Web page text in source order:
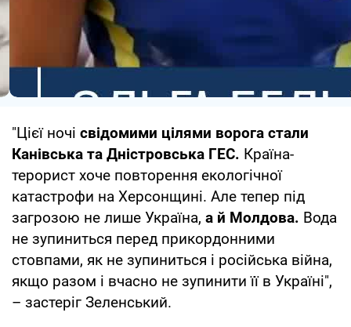
"Цієї ночі свідомими цілями ворога стали
Канівська та Дністровська ГЕС. Країна-
терорист хоче повторення екологічної
катастрофи на Херсонщині. Але тепер під
загрозою не лише Україна, а й Молдова. Вода
не зупиниться перед прикордонними
стовпами, як не зупиниться і російська війна,
якщо разом і вчасно не зупинити її в Україні",
– застеріг Зеленський.